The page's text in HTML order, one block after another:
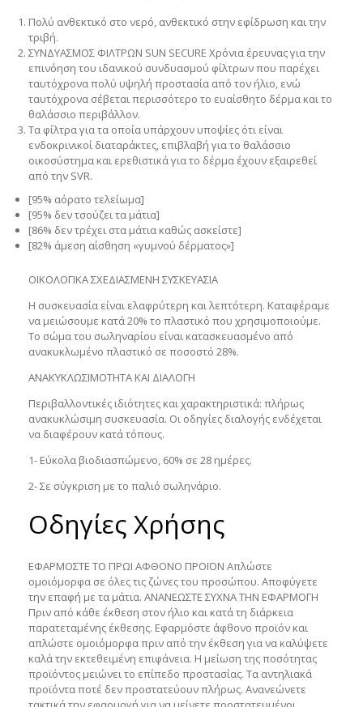
Πολύ ανθεκτικό στο νερό, ανθεκτικό στην εφίδρωση και την
τριβή.
ΣΥΝΔΥΑΣΜΟΣ ΦΙΛΤΡΩΝ SUN SECURE Χρόνια έρευνας για την
επινόηση του ιδανικού συνδυασμού φίλτρων που παρέχει
ταυτόχρονα πολύ υψηλή προστασία από τον ήλιο, ενώ
ταυτόχρονα σέβεται περισσότερο το ευαίσθητο δέρμα και το
θαλάσσιο περιβάλλον.
Τα φίλτρα για τα οποία υπάρχουν υποψίες ότι είναι
ενδοκρινικοί διαταράκτες, επιβλαβή για το θαλάσσιο
οικοσύστημα και ερεθιστικά για το δέρμα έχουν εξαιρεθεί
από την SVR.
[95% αόρατο τελείωμα]
[95% δεν τσούζει τα μάτια]
[86% δεν τρέχει στα μάτια καθώς ασκείστε]
[82% άμεση αίσθηση «γυμνού δέρματος»]
ΟΙΚΟΛΟΓΙΚΑ ΣΧΕΔΙΑΣΜΕΝΗ ΣΥΣΚΕΥΑΣΙΑ
Η συσκευασία είναι ελαφρύτερη και λεπτότερη. Καταφέραμε
να μειώσουμε κατά 20% το πλαστικό που χρησιμοποιούμε.
Το σώμα του σωληναρίου είναι κατασκευασμένο από
ανακυκλωμένο πλαστικό σε ποσοστό 28%.
ΑΝΑΚΥΚΛΩΣΙΜΟΤΗΤΑ ΚΑΙ ΔΙΑΛΟΓΗ
Περιβαλλοντικές ιδιότητες και χαρακτηριστικά: πλήρως
ανακυκλώσιμη συσκευασία. Οι οδηγίες διαλογής ενδέχεται
να διαφέρουν κατά τόπους.
1- Εύκολα βιοδιασπώμενο, 60% σε 28 ημέρες.
2- Σε σύγκριση με το παλιό σωληνάριο.
Οδηγίες Χρήσης
ΕΦΑΡΜΟΣΤΕ ΤΟ ΠΡΩΙ ΑΦΘΟΝΟ ΠΡΟΪΟΝ Απλώστε
ομοιόμορφα σε όλες τις ζώνες του προσώπου. Αποφύγετε
την επαφή με τα μάτια. ΑΝΑΝΕΩΣΤΕ ΣΥΧΝΑ ΤΗΝ ΕΦΑΡΜΟΓΗ
Πριν από κάθε έκθεση στον ήλιο και κατά τη διάρκεια
παρατεταμένης έκθεσης. Εφαρμόστε άφθονο προϊόν και
απλώστε ομοιόμορφα πριν από την έκθεση για να καλύψετε
καλά την εκτεθειμένη επιφάνεια. Η μείωση της ποσότητας
προϊόντος μειώνει το επίπεδο προστασίας. Τα αντηλιακά
προϊόντα ποτέ δεν προστατεύουν πλήρως. Ανανεώνετε